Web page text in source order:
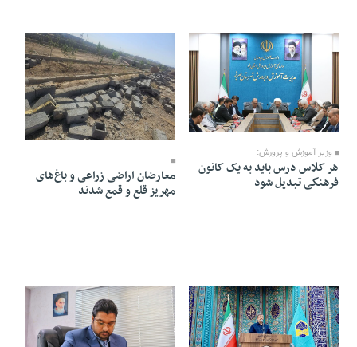
16 Ordibehesht 1405 - 22:07
وزیر آموزش و پرورش:
هر کلاس درس باید به یک کانون
فرهنگی تبدیل شود
15 Ordibehesht 1405 - 21:54
معارضان اراضی زراعی و باغ‌های
مهریز قلع و قمع شدند